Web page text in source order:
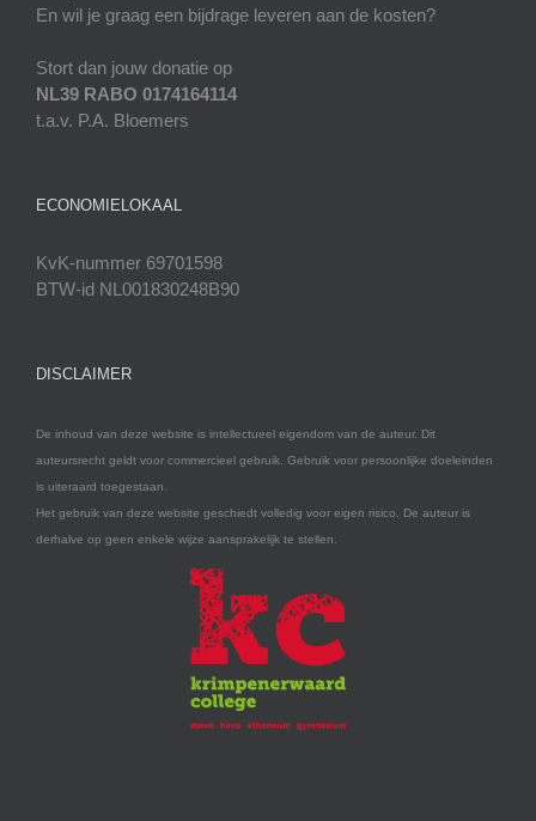
En wil je graag een bijdrage leveren aan de kosten?
Stort dan jouw donatie op
NL39 RABO 0174164114
t.a.v. P.A. Bloemers
ECONOMIELOKAAL
KvK-nummer 69701598
BTW-id NL001830248B90
DISCLAIMER
De inhoud van deze website is intellectueel eigendom van de auteur. Dit
auteursrecht geldt voor commercieel gebruik. Gebruik voor persoonlijke doeleinden
is uiteraard toegestaan.
Het gebruik van deze website geschiedt volledig voor eigen risico. De auteur is
derhalve op geen enkele wijze aansprakelijk te stellen.